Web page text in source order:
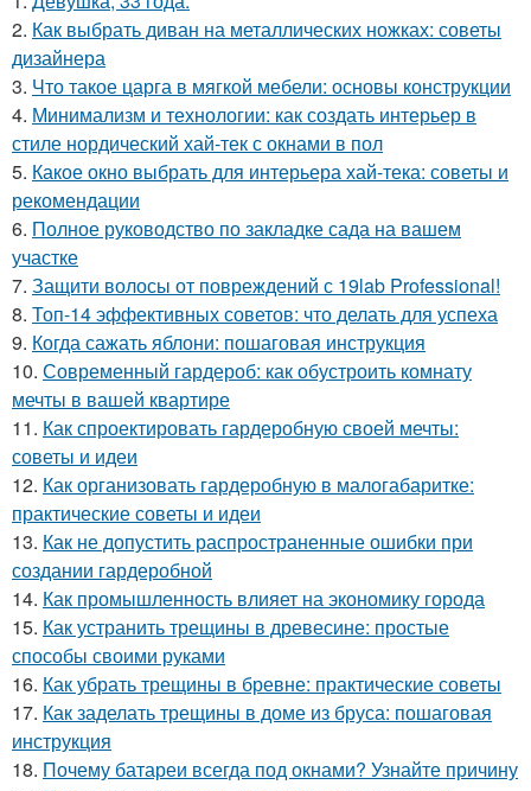
2. Как выбрать диван на металлических ножках: советы
дизайнера
3. Что такое царга в мягкой мебели: основы конструкции
4. Минимализм и технологии: как создать интерьер в
стиле нордический хай-тек с окнами в пол
5. Какое окно выбрать для интерьера хай-тека: советы и
рекомендации
6. Полное руководство по закладке сада на вашем
участке
7. Защити волосы от повреждений с 19lab Professional!
8. Топ-14 эффективных советов: что делать для успеха
9. Когда сажать яблони: пошаговая инструкция
10. Современный гардероб: как обустроить комнату
мечты в вашей квартире
11. Как спроектировать гардеробную своей мечты:
советы и идеи
12. Как организовать гардеробную в малогабаритке:
практические советы и идеи
13. Как не допустить распространенные ошибки при
создании гардеробной
14. Как промышленность влияет на экономику города
15. Как устранить трещины в древесине: простые
способы своими руками
16. Как убрать трещины в бревне: практические советы
17. Как заделать трещины в доме из бруса: пошаговая
инструкция
18. Почему батареи всегда под окнами? Узнайте причину